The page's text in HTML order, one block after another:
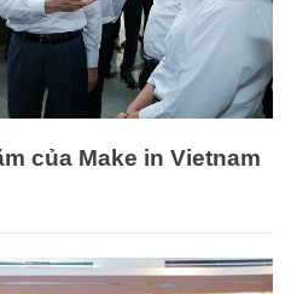
của Make in Vietnam